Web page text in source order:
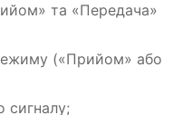
та «Передача»
(«Прийом» або
сигналу;